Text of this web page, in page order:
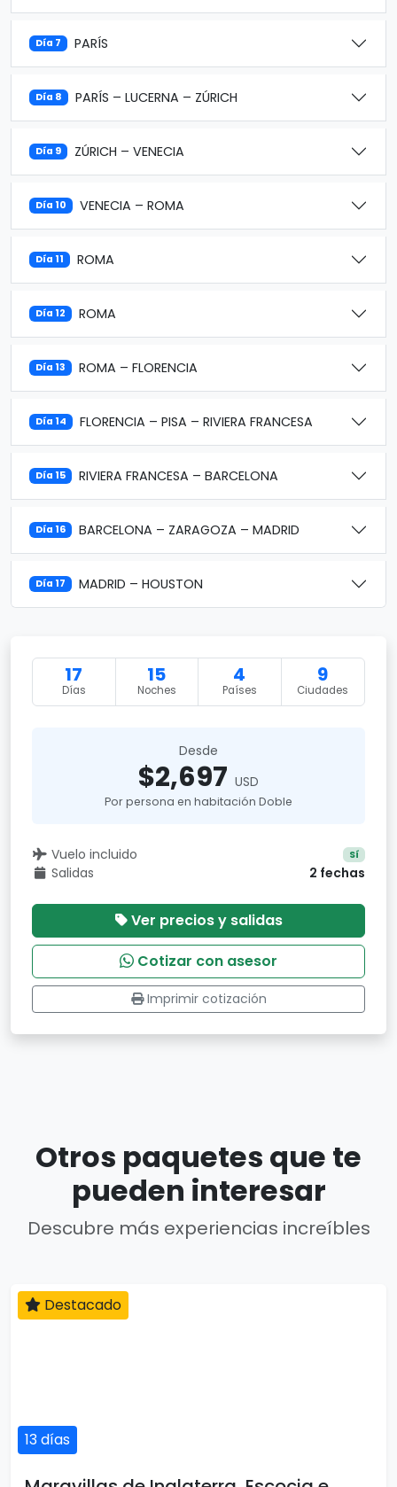
Día 7 PARÍS
Día 8 PARÍS – LUCERNA – ZÚRICH
Día 9 ZÚRICH – VENECIA
Día 10 VENECIA – ROMA
Día 11 ROMA
Día 12 ROMA
Día 13 ROMA – FLORENCIA
Día 14 FLORENCIA – PISA – RIVIERA FRANCESA
Día 15 RIVIERA FRANCESA – BARCELONA
Día 16 BARCELONA – ZARAGOZA – MADRID
Día 17 MADRID – HOUSTON
17
Días
15
Noches
4
Países
9
Ciudades
Desde
$2,697 USD
Por persona en habitación Doble
Vuelo incluido Sí
Salidas 2 fechas
Ver precios y salidas
Cotizar con asesor
Imprimir cotización
Otros paquetes que te
pueden interesar
Descubre más experiencias increíbles
13 días
Destacado